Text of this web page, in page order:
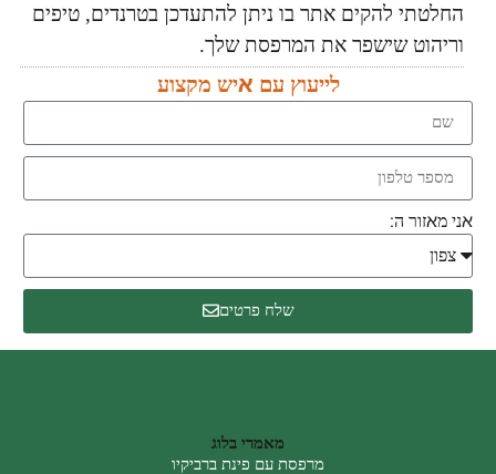
החלטתי להקים אתר בו ניתן להתעדכן בטרנדים, טיפים
וריהוט שישפר את המרפסת שלך.
לייעוץ עם איש מקצוע
אני מאזור ה:
שלח פרטים
מאמרי בלוג
מרפסת עם פינת ברביקיו